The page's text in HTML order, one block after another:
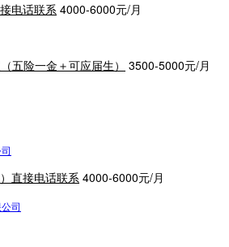
电话联系 4000-6000元/月
五险一金＋可应届生） 3500-5000元/月
直接电话联系 4000-6000元/月
司